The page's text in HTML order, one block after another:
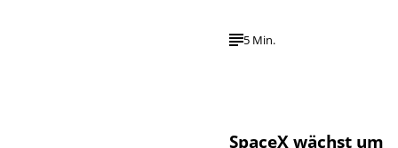
5 Min.
SpaceX wächst um